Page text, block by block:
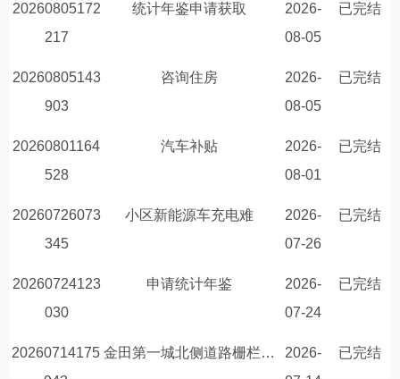
20260805172
217
统计年鉴申请获取
2026-
08-05
已完结
20260805143
903
咨询住房
2026-
08-05
已完结
20260801164
528
汽车补贴
2026-
08-01
已完结
20260726073
345
小区新能源车充电难
2026-
07-26
已完结
20260724123
030
申请统计年鉴
2026-
07-24
已完结
20260714175
金田第一城北侧道路栅栏设置不合理
2026-
已完结